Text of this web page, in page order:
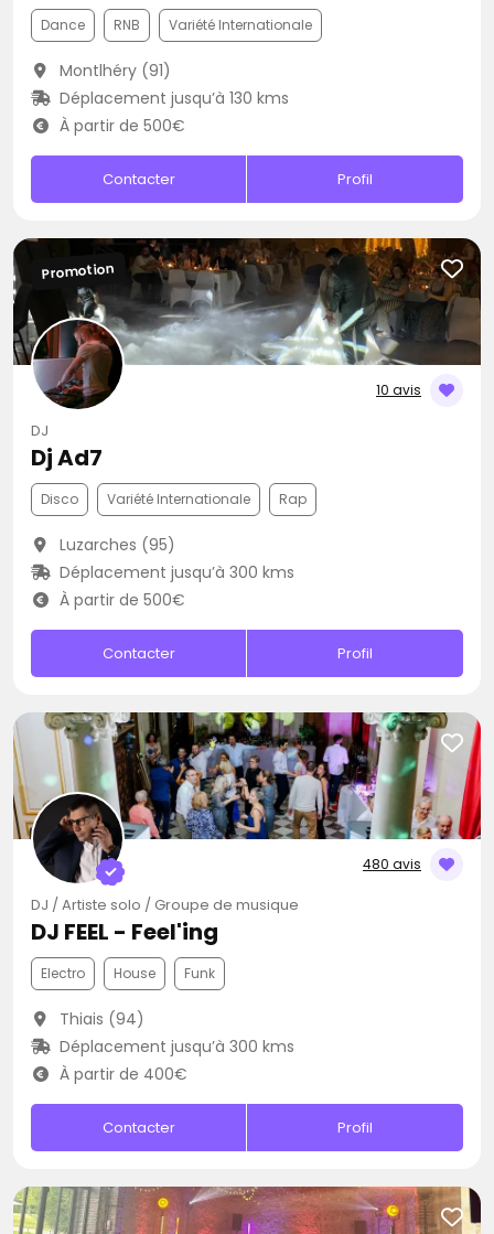
Dance RNB Variété Internationale
Montlhéry (91)
Déplacement jusqu’à 130 kms
À partir de 500€
Contacter Profil
10 avis
Promotion
DJ
Dj Ad7
Disco Variété Internationale Rap
Luzarches (95)
Déplacement jusqu’à 300 kms
À partir de 500€
Contacter Profil
480 avis
DJ / Artiste solo / Groupe de musique
DJ FEEL - Feel'ing
Electro House Funk
Thiais (94)
Déplacement jusqu’à 300 kms
À partir de 400€
Contacter Profil